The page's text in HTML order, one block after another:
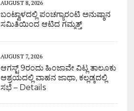
AUGUST 8, 2026
ಬಂಟ್ವಾಳದಲ್ಲಿ ಪಂಚಗ್ಯಾರಂಟಿ ಅನುಷ್ಠಾನ
ಸಮಿತಿಯಿಂದ ಆಟಿದ ಗಮ್ಮತ್ತ್
AUGUST 7, 2026
ಆಗಸ್ಟ್ 9ರಂದು ಹಿಂಜಾವೇ ವಿಟ್ಲ ತಾಲೂಕು
ಆಶ್ರಯದಲ್ಲಿ ವಾಹನ ಜಾಥಾ, ಕಲ್ಲಡ್ಕದಲ್ಲಿ
ಸಭೆ – Details